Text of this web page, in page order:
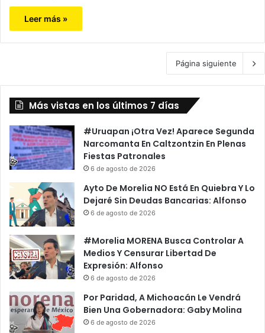
Leer más »
Página siguiente
Más vistas en los últimos 7 días
#Uruapan ¡Otra Vez! Aparece Segunda
Narcomanta En Caltzontzin En Plenas
Fiestas Patronales
6 de agosto de 2026
Ayto De Morelia NO Está En Quiebra Y Lo
Dejaré Sin Deudas Bancarias: Alfonso
6 de agosto de 2026
#Morelia MORENA Busca Controlar A
Medios Y Censurar Libertad De
Expresión: Alfonso
6 de agosto de 2026
Por Paridad, A Michoacán Le Vendrá
Bien Una Gobernadora: Gaby Molina
6 de agosto de 2026